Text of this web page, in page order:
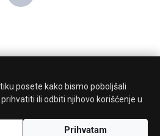
posete kako bismo poboljšali
ili odbiti njihovo korišćenje u
Prihvatam